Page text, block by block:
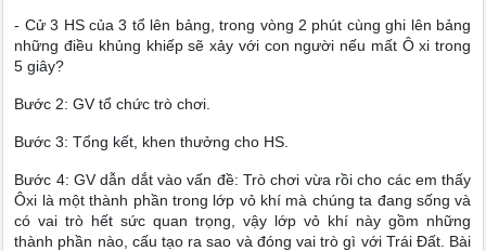
- Cử 3 HS của 3 tổ lên bảng, trong vòng 2 phút cùng ghi lên bảng
những điều khủng khiếp sẽ xảy với con người nếu mất Ô xi trong
5 giây?
Bước 2: GV tổ chức trò chơi.
Bước 3: Tổng kết, khen thưởng cho HS.
Bước 4: GV dẫn dắt vào vấn đề: Trò chơi vừa rồi cho các em thấy
Ôxi là một thành phần trong lớp vỏ khí mà chúng ta đang sống và
có vai trò hết sức quan trọng, vậy lớp vỏ khí này gồm những
thành phần nào, cấu tạo ra sao và đóng vai trò gì với Trái Đất. Bài